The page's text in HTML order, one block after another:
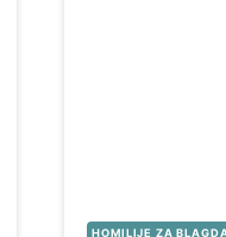
HOMILIJE ZA